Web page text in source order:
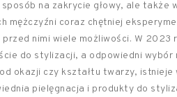
na zakrycie głowy, ale także
mężczyźni coraz chętniej
nimi wiele możliwości. W
do stylizacji, a odpowiedni
okazji czy kształtu twarzy,
pielęgnacja i produkty do